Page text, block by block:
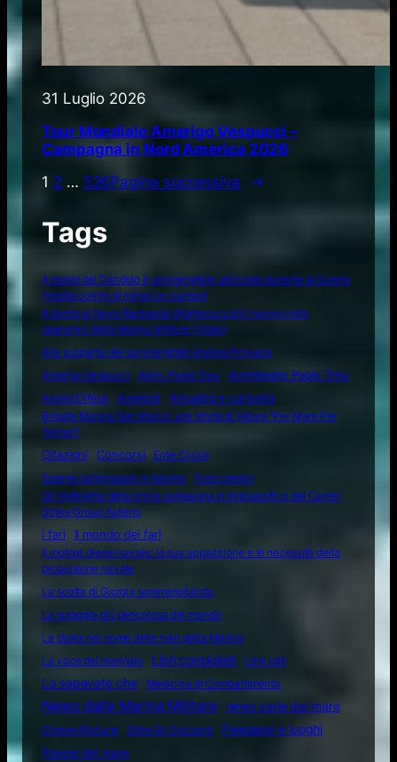
31 Luglio 2026
Tour Mondiale Amerigo Vespucci –
Campagna in Nord America 2026
1 2 … 526Pagina successiva →
Tags
A bordo del Dandolo il sommergibile utilizzato durante la Guerra
Fredda contro le minacce nucleari
A bordo di Nave Raimondo Montecuccoli il nuovo volto
operativo della Marina Militare (Video)
Alla scoperta del sommergibile Andrea Provana
Amerigo Vespucci
Amm. Paolo Treu
Ammiraglio Paolo Treu
Analisi Difesa
Aneddoti Attualità e curiosità
Brigata Marina San Marco: una storia di Valore "Per Mare Per
Terram"
Citazioni
Concorsi
Ente Circoli
Essere commissario in Marina
Frasi celebri
Gli highlights della prima campagna in Indopacifico del Carrier
Strike Group italiano
I fari
Il mondo dei fari
Il motore diesel navale: la sua apparizione e le necessità della
propulsione navale
La scelta di Giorgia sommergibilista
La spiaggia più pericolosa del mondo
La storia nel nome delle navi della Marina
La voce del marinaio
Libri consigliati Link utili
Lo sapevate che Medicina di Combattimento
News dalla Marina Militare
news varie dal mare
Ocean4future
Oltre Gli Orizzonti
Paesaggi e luoghi
Poesie del mare